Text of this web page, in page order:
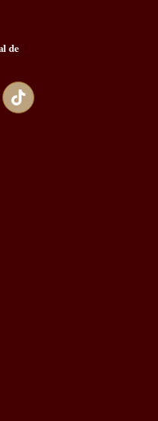
de